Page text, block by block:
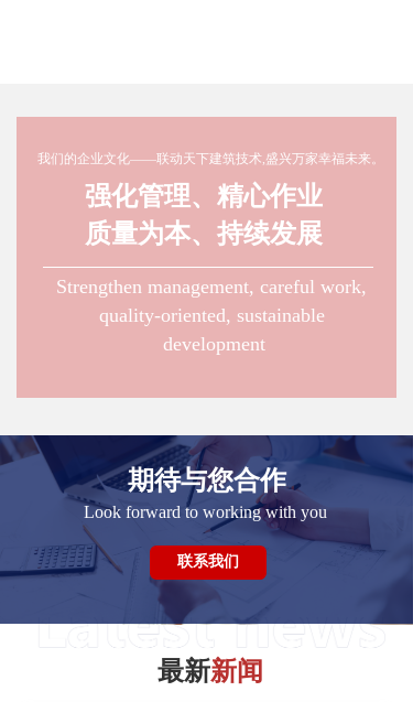
强化管理、精心作业
质量为本、持续发展
我们的企业文化——联动天下建筑技术,盛兴万家幸福未来。
Strengthen management, careful work,
quality-oriented, sustainable
development
期待与您合作
Look forward to working with you
联系我们
最新新闻